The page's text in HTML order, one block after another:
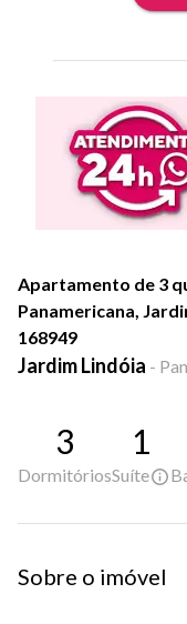
Apartamento de 3
Panamericana,
168949
Jardim Lindóia -
3
Dormitórios
1
Suíte
Sobre o imóvel